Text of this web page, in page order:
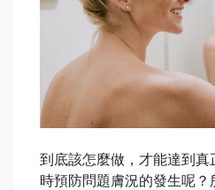
到底該怎麼做，才能達到
時預防問題膚況的發生呢